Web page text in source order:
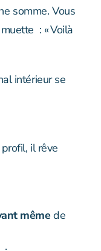
somme. Vous
: « Voilà
intérieur se
il rêve
mêmede